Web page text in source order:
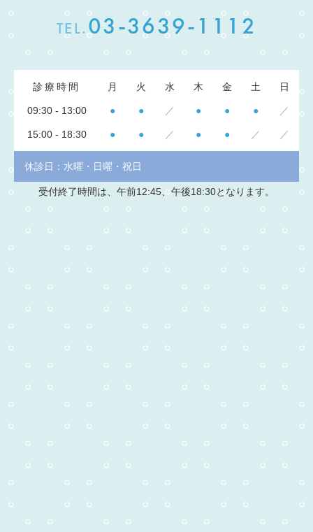
TEL.03-3639-1112
診療時間 月 火 水 木 金 土 日
09:30 - 13:00 ● ● ／ ● ● ● ／
15:00 - 18:30 ● ● ／ ● ● ／ ／
休診日：水曜・日曜・祝日
受付終了時間は、午前12:45、午後18:30となります。